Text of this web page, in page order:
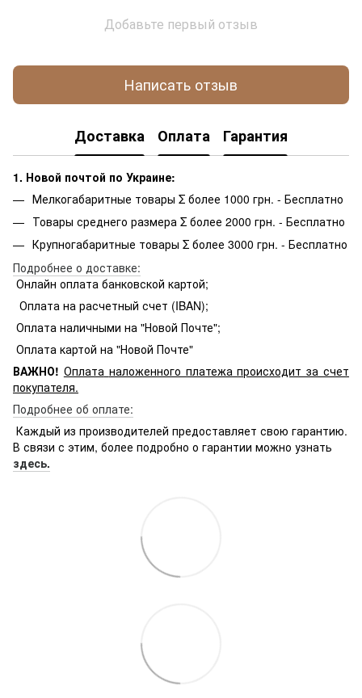
Добавьте первый отзыв
Написать отзыв
Доставка Оплата Гарантия
1. Новой почтой по Украине:
Мелкогабаритные товары Σ более 1000 грн. - Бесплатно
Товары среднего размера Σ более 2000 грн. - Бесплатно
Крупногабаритные товары Σ более 3000 грн. - Бесплатно
Подробнее о доставке:
Онлайн оплата банковской картой;
Оплата на расчетный счет (IBAN);
Оплата наличными на "Новой Почте";
Оплата картой на "Новой Почте"
ВАЖНО! Оплата наложенного платежа происходит за счет
покупателя.
Подробнее об оплате:
Каждый из производителей предоставляет свою гарантию.
В связи с этим, более подробно о гарантии можно узнать
здесь.